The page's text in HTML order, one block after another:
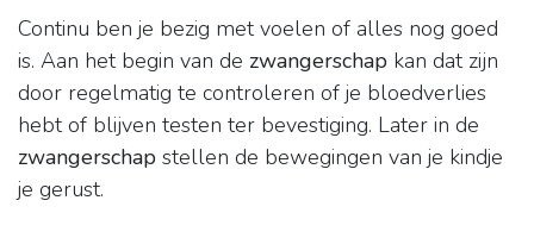
Continu ben je bezig met voelen of alles nog goed
is. Aan het begin van de zwangerschap kan dat zijn
door regelmatig te controleren of je bloedverlies
hebt of blijven testen ter bevestiging. Later in de
zwangerschap stellen de bewegingen van je kindje
je gerust.